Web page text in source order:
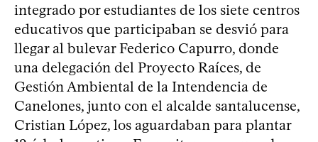
integrado por estudiantes de los siete centros
educativos que participaban se desvió para
llegar al bulevar Federico Capurro, donde
una delegación del Proyecto Raíces, de
Gestión Ambiental de la Intendencia de
Canelones, junto con el alcalde santalucense,
Cristian López, los aguardaban para plantar